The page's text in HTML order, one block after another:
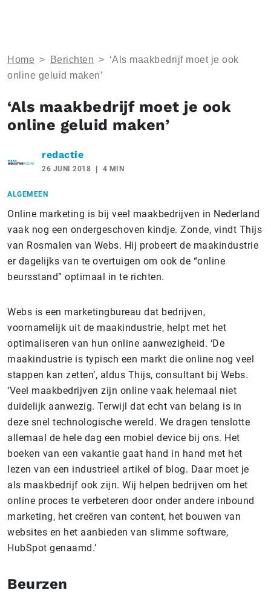
Home > Berichten > ‘Als maakbedrijf moet je ook
online geluid maken’
‘Als maakbedrijf moet je ook
online geluid maken’
redactie
26 JUNI 2018 4 MIN
ALGEMEEN
Online marketing is bij veel maakbedrijven in Nederland
vaak nog een ondergeschoven kindje. Zonde, vindt Thijs
van Rosmalen van Webs. Hij probeert de maakindustrie
er dagelijks van te overtuigen om ook de “online
beursstand” optimaal in te richten.
Webs is een marketingbureau dat bedrijven,
voornamelijk uit de maakindustrie, helpt met het
optimaliseren van hun online aanwezigheid. ‘De
maakindustrie is typisch een markt die online nog veel
stappen kan zetten’, aldus Thijs, consultant bij Webs.
‘Veel maakbedrijven zijn online vaak helemaal niet
duidelijk aanwezig. Terwijl dat echt van belang is in
deze snel technologische wereld. We dragen tenslotte
allemaal de hele dag een mobiel device bij ons. Het
boeken van een vakantie gaat hand in hand met het
lezen van een industrieel artikel of blog. Daar moet je
als maakbedrijf ook zijn. Wij helpen bedrijven om het
online proces te verbeteren door onder andere inbound
marketing, het creëren van content, het bouwen van
websites en het aanbieden van slimme software,
HubSpot genaamd.’
Beurzen